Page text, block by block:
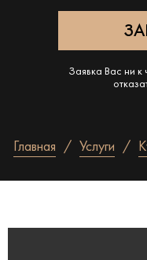
Заявка Вас ни к
Главная Услуги